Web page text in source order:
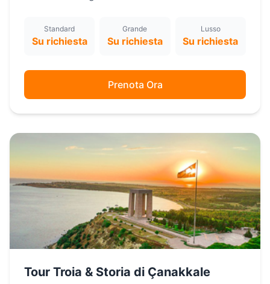
Standard
Su richiesta
Grande
Su richiesta
Lusso
Su richiesta
Prenota Ora
Tour Troia & Storia di Çanakkale